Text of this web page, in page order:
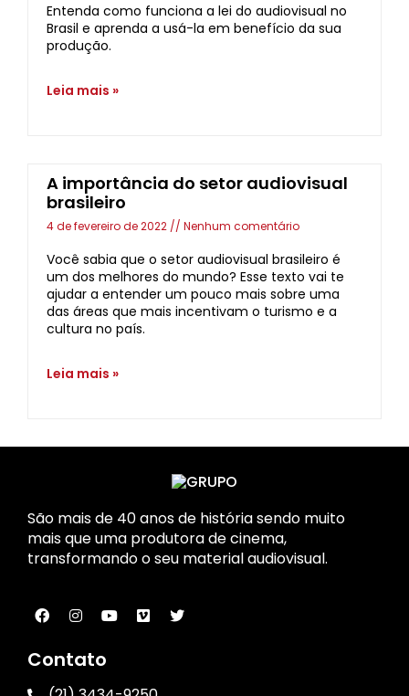
Entenda como funciona a lei do audiovisual no
Brasil e aprenda a usá-la em benefício da sua
produção.
Leia mais »
A importância do setor audiovisual
brasileiro
4 de fevereiro de 2022 Nenhum comentário
Você sabia que o setor audiovisual brasileiro é
um dos melhores do mundo? Esse texto vai te
ajudar a entender um pouco mais sobre uma
das áreas que mais incentivam o turismo e a
cultura no país.
Leia mais »
São mais de 40 anos de história sendo muito
mais que uma produtora de cinema,
transformando o seu material audiovisual.
Contato